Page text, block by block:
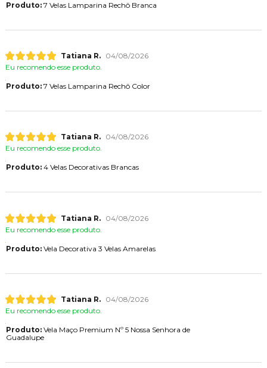
Produto:7 Velas Lamparina Rechô Branca
Tatiana R.
04/08/2026
Eu recomendo esse produto.
Produto:7 Velas Lamparina Rechô Color
Tatiana R.
04/08/2026
Eu recomendo esse produto.
Produto:4 Velas Decorativas Brancas
Tatiana R.
04/08/2026
Eu recomendo esse produto.
Produto:Vela Decorativa 3 Velas Amarelas
Tatiana R.
04/08/2026
Eu recomendo esse produto.
Produto:Vela Maço Premium Nº 5 Nossa Senhora de
Guadalupe